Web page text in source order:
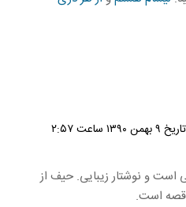
| نوشته شده در تاریخ ۹ بهمن ۱۳۹۰ ساعت ۲:۵۷
است و نوشتار زیبایی. حیف از
است.